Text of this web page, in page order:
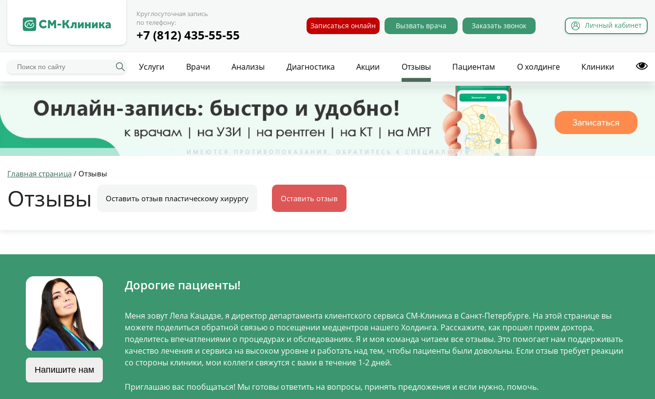
Круглосуточная запись
по телефону:
+7 (812) 435-55-55
Записаться онлайн Вызвать врача Заказать звонок Личный кабинет
Услуги Врачи Анализы Диагностика Акции Отзывы Пациентам О холдинге Клиники
Главная страница / Отзывы
Отзывы Оставить отзыв пластическому хирургу Оставить отзыв
Напишите нам
Дорогие пациенты!
Меня зовут Лела Кацадзе, я директор департамента клиентского сервиса СМ-Клиника в Санкт-Петербурге. На этой странице вы
можете поделиться обратной связью о посещении медцентров нашего Холдинга. Расскажите, как прошел прием доктора,
поделитесь впечатлениями о процедурах и обследованиях. Я и моя команда читаем все отзывы. Это помогает нам поддерживать
качество лечения и сервиса на высоком уровне и работать над тем, чтобы пациенты были довольны. Если отзыв требует реакции
со стороны клиники, мои коллеги свяжутся с вами в течение 1-2 дней.
Приглашаю вас пообщаться! Мы готовы ответить на вопросы, принять предложения и если нужно, помочь.